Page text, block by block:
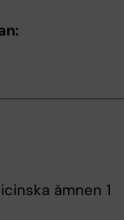
ämnen 1